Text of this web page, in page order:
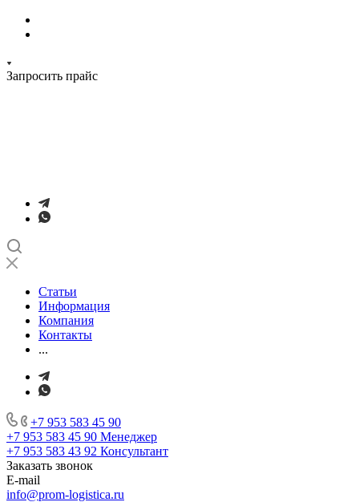
Запросить прайс
Статьи
Информация
Компания
Контакты
...
+7 953 583 45 90
+7 953 583 45 90 Менеджер
+7 953 583 43 92 Консультант
Заказать звонок
E-mail
info@prom-logistica.ru